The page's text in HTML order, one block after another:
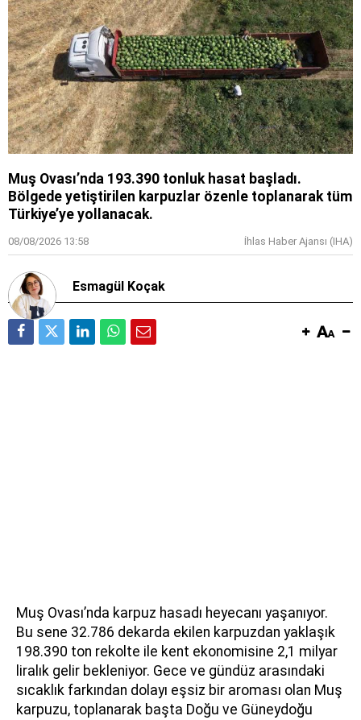
Muş Ovası’nda 193.390 tonluk hasat başladı.
Bölgede yetiştirilen karpuzlar özenle toplanarak tüm
Türkiye’ye yollanacak.
08/08/2026 13:58 İhlas Haber Ajansı (IHA)
Esmagül Koçak
Muş Ovası’nda karpuz hasadı heyecanı yaşanıyor.
Bu sene 32.786 dekarda ekilen karpuzdan yaklaşık
198.390 ton rekolte ile kent ekonomisine 2,1 milyar
liralık gelir bekleniyor. Gece ve gündüz arasındaki
sıcaklık farkından dolayı eşsiz bir aroması olan Muş
karpuzu, toplanarak başta Doğu ve Güneydoğu